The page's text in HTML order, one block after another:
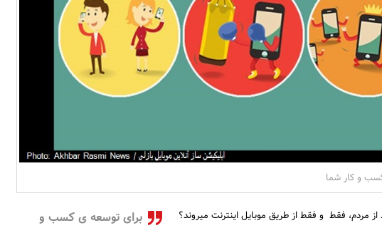
و کار شما
برای توسعه ی کسب و